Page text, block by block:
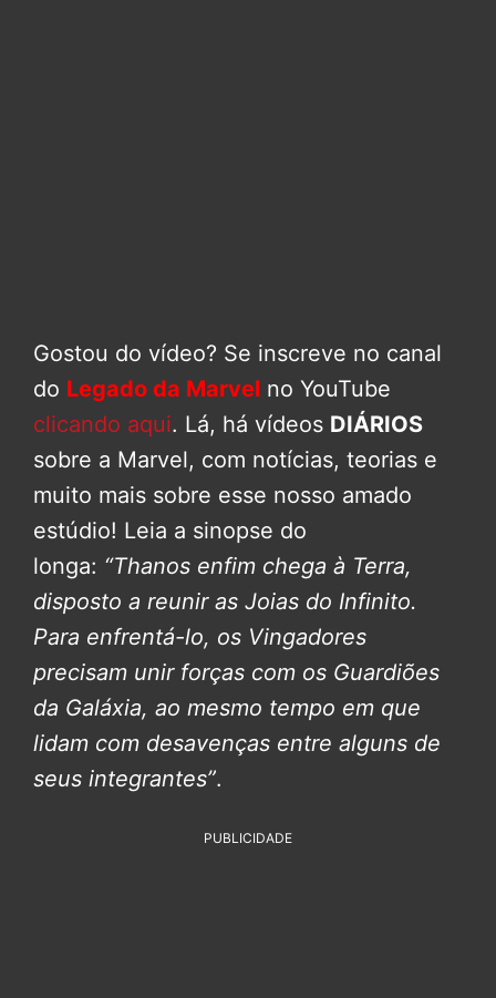
Gostou do vídeo? Se inscreve no canal
do Legado da Marvel no YouTube
clicando aqui. Lá, há vídeos DIÁRIOS
sobre a Marvel, com notícias, teorias e
muito mais sobre esse nosso amado
estúdio! Leia a sinopse do
longa: “Thanos enfim chega à Terra,
disposto a reunir as Joias do Infinito.
Para enfrentá-lo, os Vingadores
precisam unir forças com os Guardiões
da Galáxia, ao mesmo tempo em que
lidam com desavenças entre alguns de
seus integrantes”.
PUBLICIDADE